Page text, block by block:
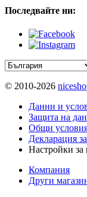
Последвайте ни:
© 2010-2026
Данни и
Защита на
Общи
Декларация
Настройки за
Компания
Други